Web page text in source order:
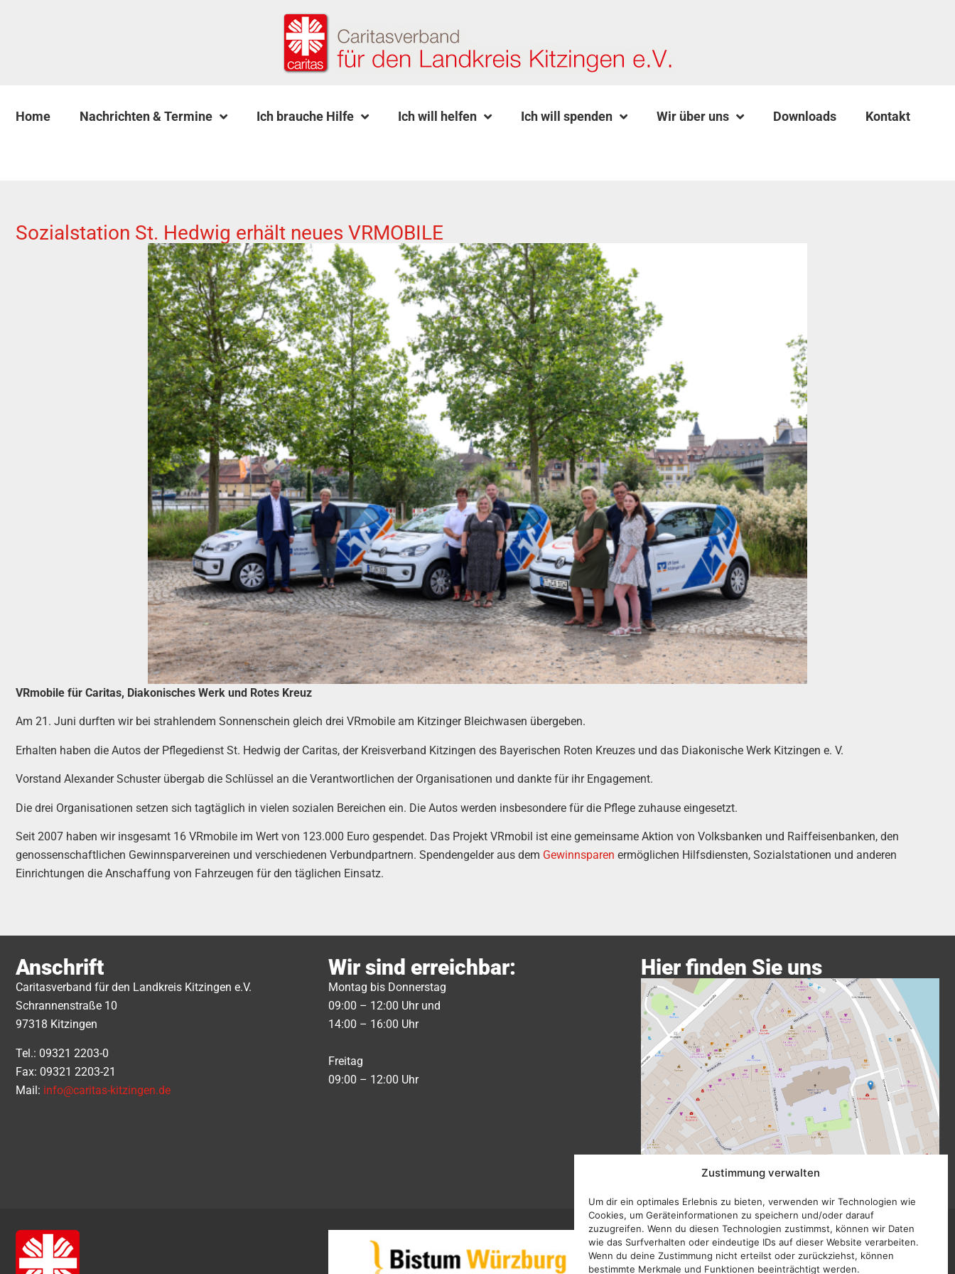
Zustimmung verwalten
Um dir ein optimales Erlebnis zu bieten, verwenden wir Technologien wie
Cookies, um Geräteinformationen zu speichern und/oder darauf
zuzugreifen. Wenn du diesen Technologien zustimmst, können wir Daten
wie das Surfverhalten oder eindeutige IDs auf dieser Website verarbeiten.
Wenn du deine Zustimmung nicht erteilst oder zurückziehst, können
bestimmte Merkmale und Funktionen beeinträchtigt werden.
Home Nachrichten & Termine Ich brauche Hilfe Ich will helfen Ich will spenden Wir über uns Downloads Kontakt
Sozialstation St. Hedwig erhält neues VRMOBILE
VRmobile für Caritas, Diakonisches Werk und Rotes Kreuz
Am 21. Juni durften wir bei strahlendem Sonnenschein gleich drei VRmobile am Kitzinger Bleichwasen übergeben.
Erhalten haben die Autos der Pflegedienst St. Hedwig der Caritas, der Kreisverband Kitzingen des Bayerischen Roten Kreuzes und das Diakonische Werk Kitzingen e. V.
Vorstand Alexander Schuster übergab die Schlüssel an die Verantwortlichen der Organisationen und dankte für ihr Engagement.
Die drei Organisationen setzen sich tagtäglich in vielen sozialen Bereichen ein. Die Autos werden insbesondere für die Pflege zuhause eingesetzt.
Seit 2007 haben wir insgesamt 16 VRmobile im Wert von 123.000 Euro gespendet. Das Projekt VRmobil ist eine gemeinsame Aktion von Volksbanken und Raiffeisenbanken, den
genossenschaftlichen Gewinnsparvereinen und verschiedenen Verbundpartnern. Spendengelder aus dem Gewinnsparen ermöglichen Hilfsdiensten, Sozialstationen und anderen
Einrichtungen die Anschaffung von Fahrzeugen für den täglichen Einsatz.
Anschrift
Caritasverband für den Landkreis Kitzingen e.V.
Schrannenstraße 10
97318 Kitzingen
Tel.: 09321 2203-0
Fax: 09321 2203-21
Mail: info@caritas-kitzingen.de
Wir sind erreichbar:
Montag bis Donnerstag
09:00 – 12:00 Uhr und
14:00 – 16:00 Uhr
Freitag
09:00 – 12:00 Uhr
Hier finden Sie uns
Größere Karte anzeigen
Impressum
Datenschutz